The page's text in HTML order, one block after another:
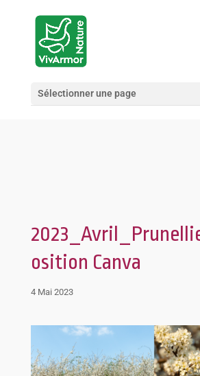
Sélectionner une page
osition Canva
4 Mai 2023